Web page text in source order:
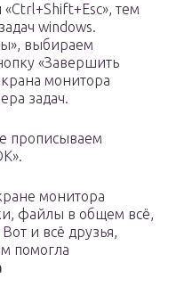
тем
windows.
выбираем
«Завершить
монитора
задач.
прописываем
монитора
файлы в общем всё,
и всё друзья,
помогла